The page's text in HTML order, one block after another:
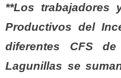
**Los trabajadores
Productivos del
diferentes CFS
Lagunillas se